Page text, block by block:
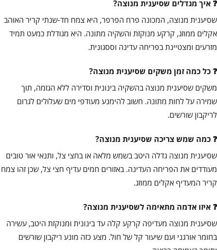
איך מגדלים שסיענית מנוצה?
שסיענית מנוצה, המכונה פרח הפרפר, היא צמח חד-שנתי קריר האוהב
אקלים ממוזג, קרקע מנוקזת והשקיה מתונה. היא מגודלת כמעט תמיד
מזרעים ומצטיינת בפריחה עדינה וססגונית.
כל כמה זמן משקים שסיענית מנוצה?
משקים שסיענית מנוצה בהשקיה בינונית וסדירה ללא הגזמה, תוך
שמירה על לחות מתונה. חשוב להימנע מעודפי מים שעלולים לגרום
לריקבון שורשים.
כמה שמש צריכה שסיענית מנוצה?
שסיענית מנוצה גדלה היטב בשמש מלאה או בחצי צל, ותנאי אור טובים
מעודדים את הפריחה העדינה. באזורים חמים עדיף חצי צל, שכן זהו צמח
קריר המעדיף אקלים ממוזג.
איזו אדמה מתאימה לשסיענית מנוצה?
שסיענית מנוצה מעדיפה קרקע קלה עד בינונית ומנוקזת היטב, עשירה
בחומר אורגני ועם שיעור קל של חול. מצע כזה מונע ריקבון שורשים